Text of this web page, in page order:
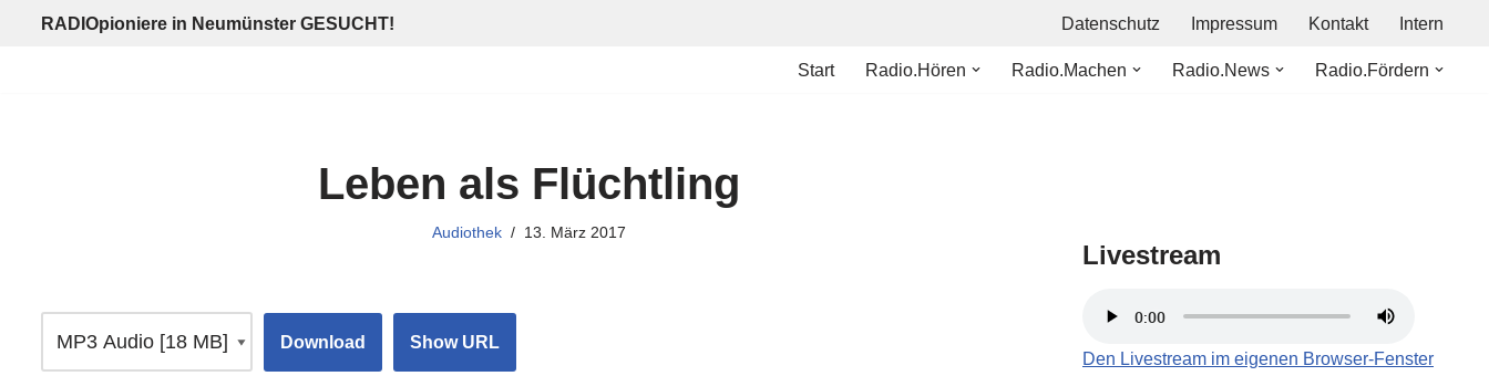
RADIOpioniere in Neumünster GESUCHT! Datenschutz Impressum Kontakt Intern
Start Radio.Hören Radio.Machen Radio.News Radio.Fördern
Leben als Flüchtling
Audiothek 13. März 2017
Download Show URL
Livestream
Den Livestream im eigenen Browser-Fenster